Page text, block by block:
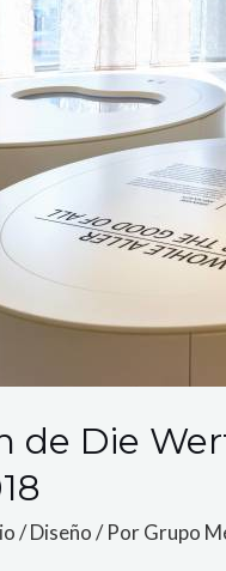
de Die
/Diseño/ PorGrupo